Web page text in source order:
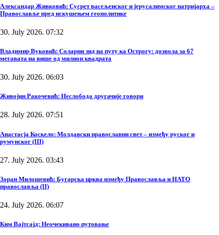
Александар Живковић: Сусрет васељенског и јерусалимског патријарха –
Православље пред искушењем геополитике
30. July 2026. 07:32
Владимир Вуковић: Соларни зид на путу ка Острогу: дозвола за 67
мегавата на више од милион квадрата
30. July 2026. 06:03
Живојин Ракочевић: Неслобода другачије говори
28. July 2026. 07:51
Анастасја Коскело: Молдавски православни свет – између руског и
румунског (III)
27. July 2026. 03:43
Зоран Милошевић: Бугарска црква између Православља и НАТО
православља (II)
24. July 2026. 06:07
Ким Вајтсајд: Неочекивано путовање